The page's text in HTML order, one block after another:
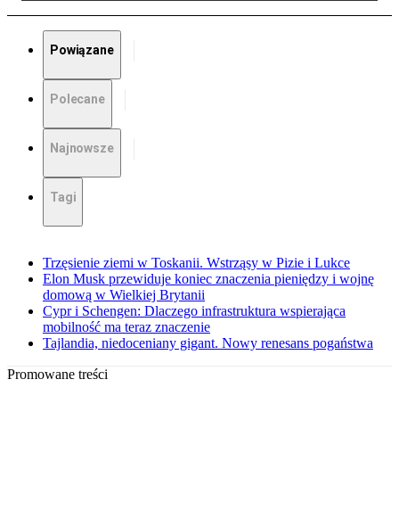
Powiązane
Polecane
Najnowsze
Tagi
Trzęsienie ziemi w Toskanii. Wstrząsy w Pizie i Lukce
Elon Musk przewiduje koniec znaczenia pieniędzy i wojnę
domową w Wielkiej Brytanii
Cypr i Schengen: Dlaczego infrastruktura wspierająca
mobilność ma teraz znaczenie
Tajlandia, niedoceniany gigant. Nowy renesans pogaństwa
Promowane treści